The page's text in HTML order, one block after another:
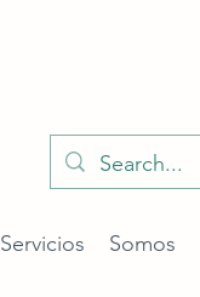
Servicios Somos